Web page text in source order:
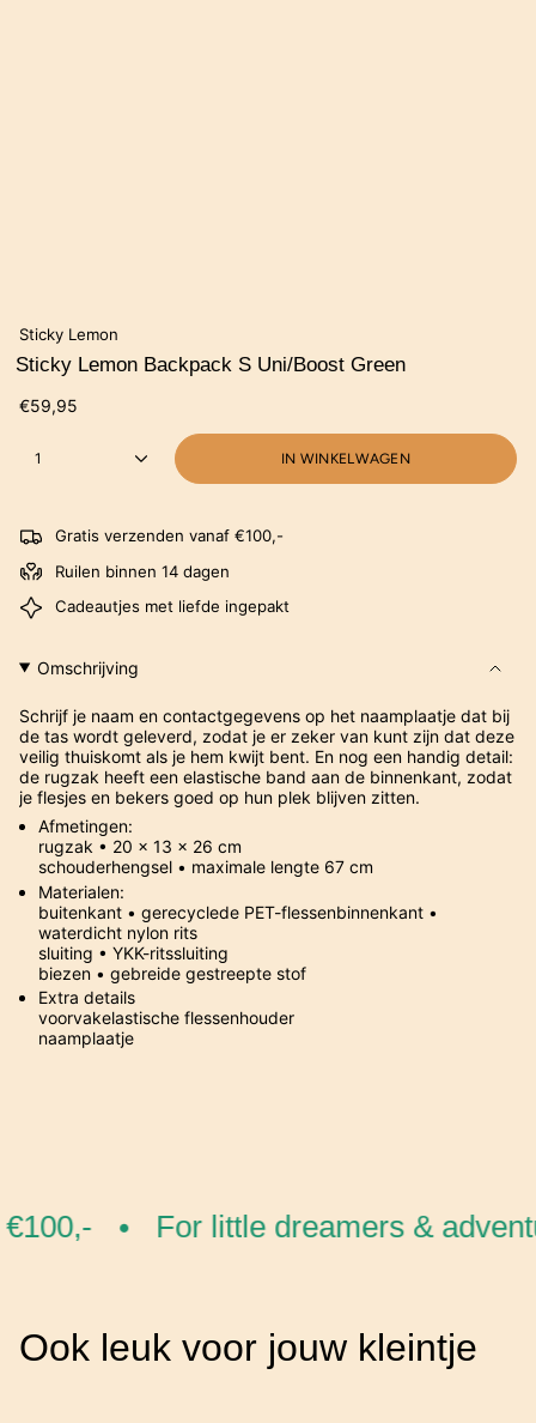
Sticky Lemon
Sticky Lemon Backpack S Uni/Boost Green
€59,95
1 IN WINKELWAGEN
Gratis verzenden vanaf €100,-
Ruilen binnen 14 dagen
Cadeautjes met liefde ingepakt
Omschrijving
Schrijf je naam en contactgegevens op het naamplaatje dat bij
de tas wordt geleverd, zodat je er zeker van kunt zijn dat deze
veilig thuiskomt als je hem kwijt bent. En nog een handig detail:
de rugzak heeft een elastische band aan de binnenkant, zodat
je flesjes en bekers goed op hun plek blijven zitten.
Afmetingen:
rugzak • 20 x 13 x 26 cm
schouderhengsel • maximale lengte 67 cm
Materialen:
buitenkant • gerecyclede PET-flessenbinnenkant •
waterdicht nylon rits
sluiting • YKK-ritssluiting
biezen • gebreide gestreepte stof
Extra details
voorvakelastische flessenhouder
naamplaatje
For little dreamers &
Ook leuk voor jouw kleintje